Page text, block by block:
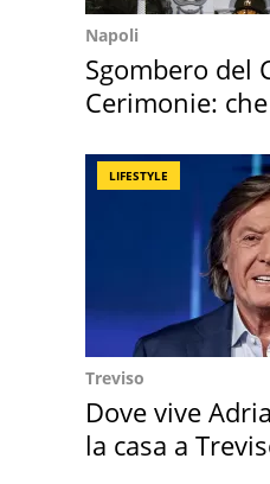
Napoli
Sgombero del
Cerimonie:
LIFESTYLE
Treviso
Dove vive
la casa a